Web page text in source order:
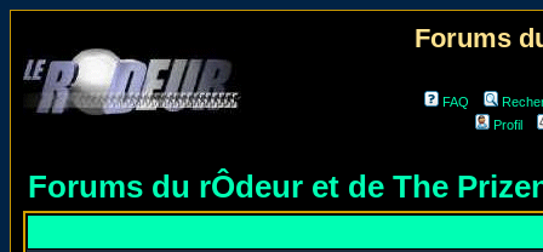
Forums
FAQ
Profil
Forums du rÔdeur et de The